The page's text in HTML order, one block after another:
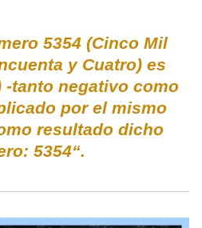
5354 (Cinco Mil
y Cuatro) es
-tanto negativo como
por el mismo
resultado dicho
5354“.